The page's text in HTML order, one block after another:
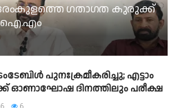
ഗതാഗത കുരുക്ക്
പുനഃക്രമീകരിച്ചു; എട്ടാം
ഓണാഘോഷ ദിനത്തിലും പരീക്ഷ
6